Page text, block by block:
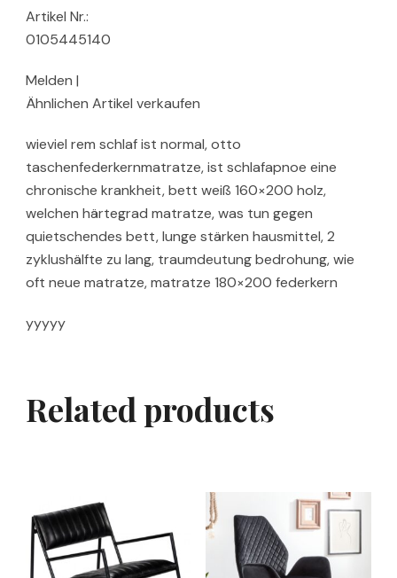
Artikel Nr.:
0105445140
Melden |
Ähnlichen Artikel verkaufen
wieviel rem schlaf ist normal, otto
taschenfederkernmatratze, ist schlafapnoe eine
chronische krankheit, bett weiß 160×200 holz,
welchen härtegrad matratze, was tun gegen
quietschendes bett, lunge stärken hausmittel, 2
zyklushälfte zu lang, traumdeutung bedrohung, wie
oft neue matratze, matratze 180×200 federkern
yyyyy
Related products